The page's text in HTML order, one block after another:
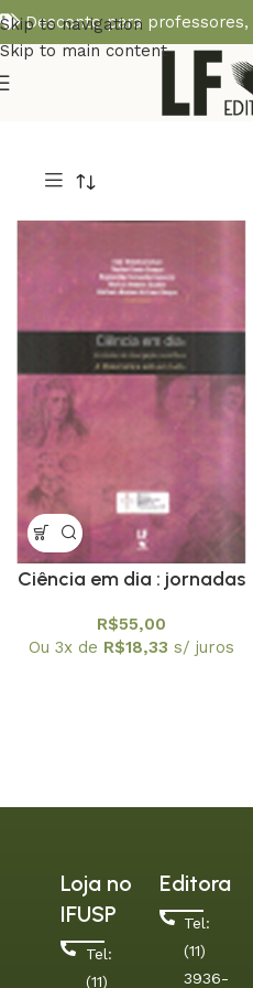
Skip to navigation
Skip to main content
Desconto para professores,
Ciência em dia : jornadas
A matemática está em
R$55,00
Ou 3x de R$18,33 s/ juros
Loja no
IFUSP
Tel:
(11)
Editora
Tel:
(11)
3936-